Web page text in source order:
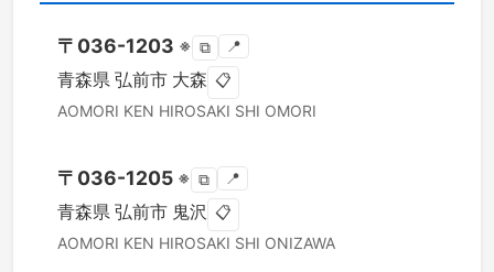
〒 036-1203 ※ ⧉ 📍
青森県 弘前市 大森 📋
AOMORI KEN HIROSAKI SHI OMORI
〒 036-1205 ※ ⧉ 📍
青森県 弘前市 鬼沢 📋
AOMORI KEN HIROSAKI SHI ONIZAWA